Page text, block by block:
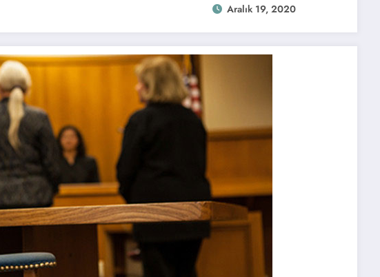
Aralık 19, 2020